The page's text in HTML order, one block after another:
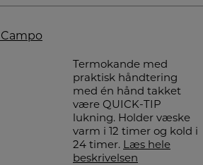
Termokande med
praktisk håndtering
med én hånd takket
være QUICK-TIP
lukning. Holder væske
varm i 12 timer og kold i
24 timer. Læs hele
beskrivelsen